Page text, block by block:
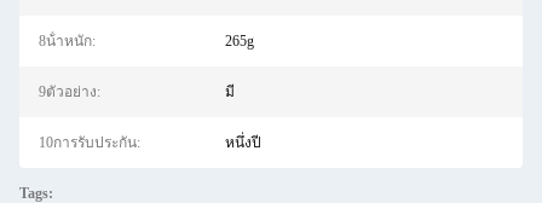
8น้ําหนัก: 265g
9ตัวอย่าง: มี
10การรับประกัน: หนึ่งปี
Tags: